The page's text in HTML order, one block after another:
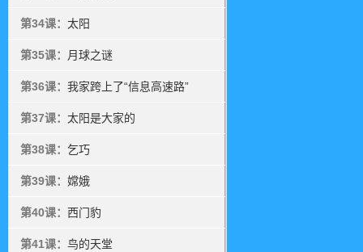
第34课： 太阳
第35课： 月球之谜
第36课： 我家跨上了“信息高速路”
第37课： 太阳是大家的
第38课： 乞巧
第39课： 嫦娥
第40课： 西门豹
第41课： 鸟的天堂